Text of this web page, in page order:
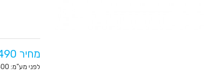
מחיר ₪6,490
לפני מע"מ: ₪5,500